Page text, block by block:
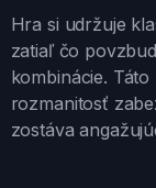
Hra si udržuje
zatiaľ čo
kombinácie.
rozmanitosť
zostáva